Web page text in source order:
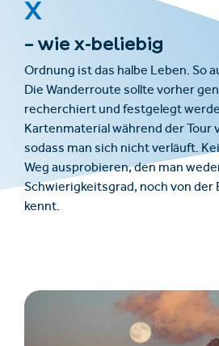
X
– wie x-beliebig
Ordnung ist das halbe Leben. So
Die Wanderroute sollte vorher
recherchiert und festgelegt
Kartenmaterial während der Tour
sodass man sich nicht verläuft.
Weg ausprobieren, den man
Schwierigkeitsgrad, noch von der
kennt.